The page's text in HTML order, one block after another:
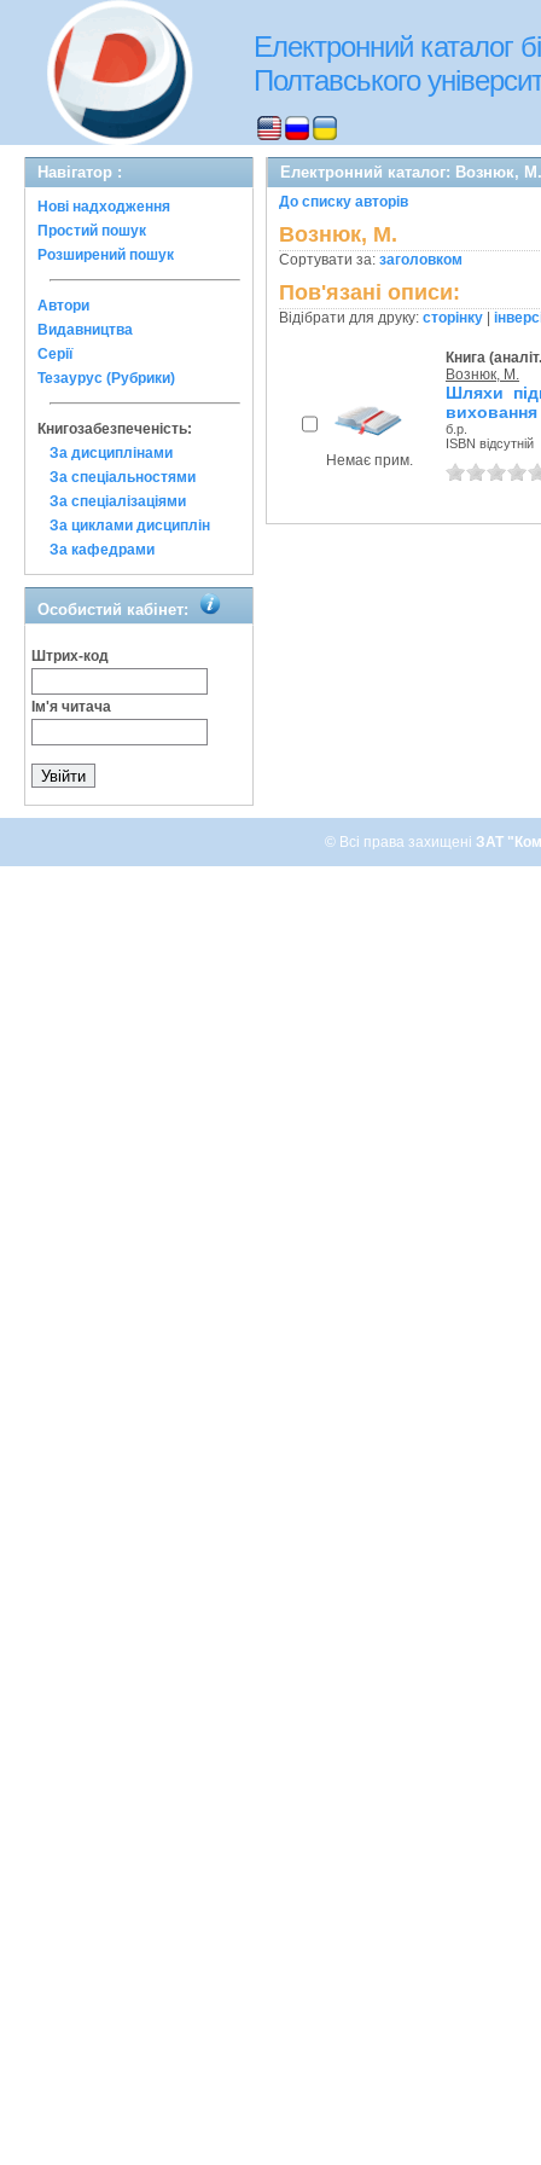
Електронний каталог
Полтавського
Навігатор :
Нові надходження
Простий пошук
Розширений пошук
Автори
Видавництва
Серії
Тезаурус (Рубрики)
Книгозабезпеченість:
За дисциплінами
За спеціальностями
За спеціалізаціями
За циклами дисциплін
За кафедрами
Особистий кабінет:
Штрих-код
Ім'я читача
Електронний каталог: Вознюк, М.
До списку авторів
Вознюк, М.
Сортувати за: заголовком
Пов'язані описи:
Відібрати для друку: сторінку
Немає прим.
Книга
Вознюк, М.
Шляхи
виховання
б.р.
ISBN відсутній
© Всі права захищені ЗАТ